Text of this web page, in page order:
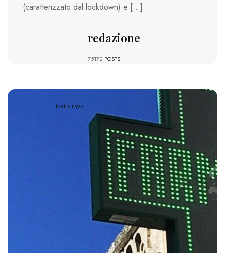
(caratterizzato dal lockdown) e […]
redazione
75172 POSTS
1531 VIEWS